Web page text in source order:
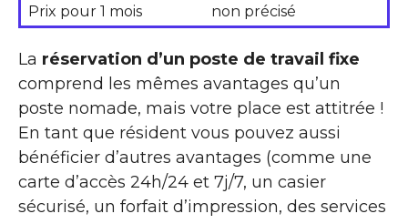
Prix pour 1 mois
non précisé
La réservation d’un poste de travail fixe
comprend les mêmes avantages qu’un
poste nomade, mais votre place est attitrée !
En tant que résident vous pouvez aussi
bénéficier d’autres avantages (comme une
carte d’accès 24h/24 et 7j/7, un casier
sécurisé, un forfait d’impression, des services